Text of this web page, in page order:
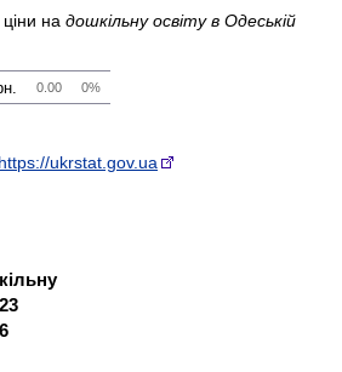
на дошкільну освіту в Одеській
0.00 0%
https://ukrstat.gov.ua